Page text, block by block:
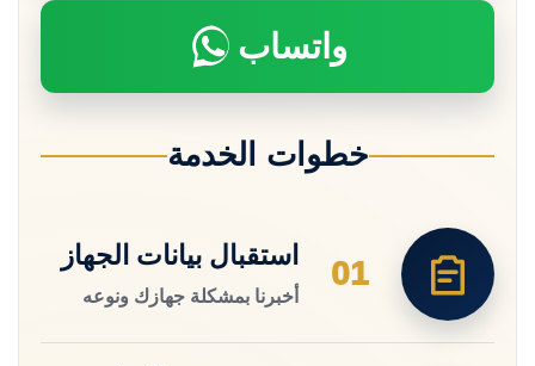
واتساب
خطوات الخدمة
01
استقبال بيانات الجهاز
أخبرنا بمشكلة جهازك ونوعه